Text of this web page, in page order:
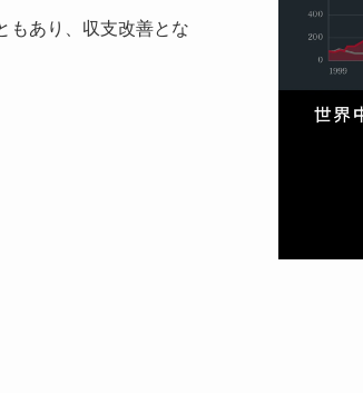
もあり、収支改善とな